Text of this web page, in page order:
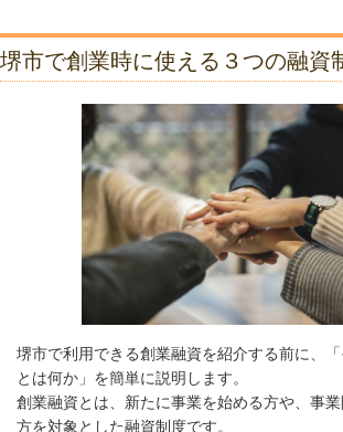
堺市で創業時に使える３つの融資
堺市で利用できる創業融資を紹介する前に、
とは何か」を簡単に説明します。
創業融資とは、新たに事業を始める方や、事
方を対象とした融資制度です。